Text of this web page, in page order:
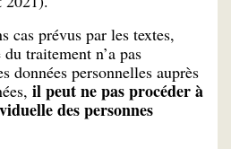
cas prévus par les textes,
traitement n’a pas
données personnelles auprès
il peut ne pas procéder à
des personnes